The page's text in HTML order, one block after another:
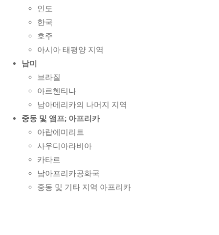
인도
한국
호주
아시아 태평양 지역
남미
브라질
아르헨티나
남아메리카의 나머지 지역
중동 및 앰프; 아프리카
아랍에미리트
사우디아라비아
카타르
남아프리카공화국
중동 및 기타 지역 아프리카